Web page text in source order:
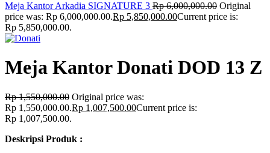
Meja Kantor Arkadia SIGNATURE 3 Rp6,000,000.00 Original
price was: Rp 6,000,000.00.Rp 5,850,000.00Current price is:
Rp 5,850,000.00.
Meja Kantor Donati DOD 13 Z
Rp1,550,000.00 Original price was:
Rp 1,550,000.00.Rp 1,007,500.00Current price is:
Rp 1,007,500.00.
Deskripsi Produk :